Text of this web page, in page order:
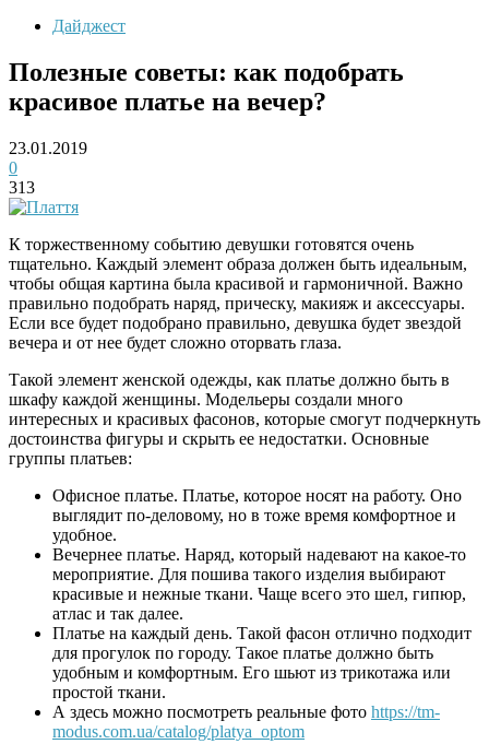
Дайджест
Полезные советы: как подобрать
красивое платье на вечер?
23.01.2019
0
313
К торжественному событию девушки готовятся очень
тщательно. Каждый элемент образа должен быть идеальным,
чтобы общая картина была красивой и гармоничной. Важно
правильно подобрать наряд, прическу, макияж и аксессуары.
Если все будет подобрано правильно, девушка будет звездой
вечера и от нее будет сложно оторвать глаза.
Такой элемент женской одежды, как платье должно быть в
шкафу каждой женщины. Модельеры создали много
интересных и красивых фасонов, которые смогут подчеркнуть
достоинства фигуры и скрыть ее недостатки. Основные
группы платьев:
Офисное платье. Платье, которое носят на работу. Оно
выглядит по-деловому, но в тоже время комфортное и
удобное.
Вечернее платье. Наряд, который надевают на какое-то
мероприятие. Для пошива такого изделия выбирают
красивые и нежные ткани. Чаще всего это шел, гипюр,
атлас и так далее.
Платье на каждый день. Такой фасон отлично подходит
для прогулок по городу. Такое платье должно быть
удобным и комфортным. Его шьют из трикотажа или
простой ткани.
А здесь можно посмотреть реальные фото https://tm-
modus.com.ua/catalog/platya_optom